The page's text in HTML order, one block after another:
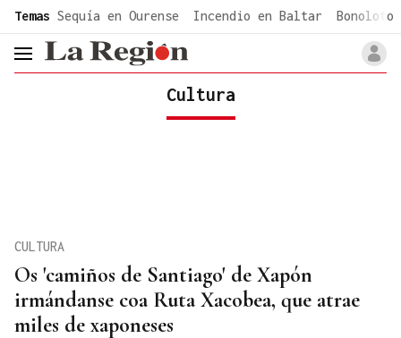
common.go-to-content
Temas Sequía en Ourense Incendio en Baltar Bonoloto
header.menu.open
Cultura
Os 'camiños de Santiago' de Xapón
irmándanse coa Ruta Xacobea, que atrae
miles de xaponeses
CULTURA